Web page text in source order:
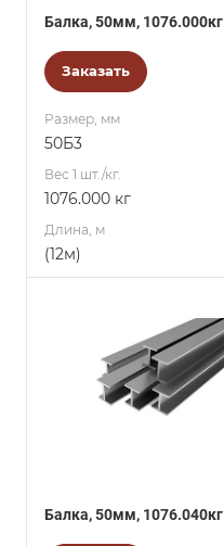
Балка, 50мм, 1076.000кг
Заказать
Размер, мм
50Б3
Вес 1 шт./кг.
1076.000 кг
Длина, м
(12м)
Балка, 50мм, 1076.040кг